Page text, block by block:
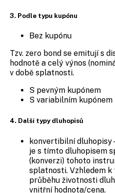
3. Podle typu kupónu
Bez kupónu
Tzv. zero bond se emitují s
hodnotě a celý výnos
v době splatnosti.
S pevným kupónem
S variabilním kupónem
4. Další typy dluhopisů
konvertibilní dluhopisy
je s tímto dluhopisem
(konverzi) tohoto
splatnosti. Vzhledem k
průběhu životnosti
vnitřní hodnota/cena.